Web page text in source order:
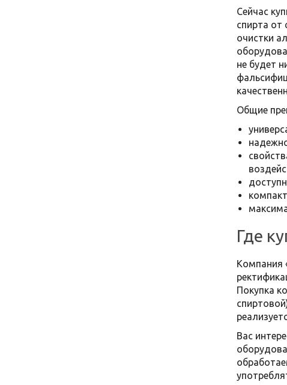
Сейчас
спирта
очистки
не будет
Общие
Где
Компания
Покупка
Вас